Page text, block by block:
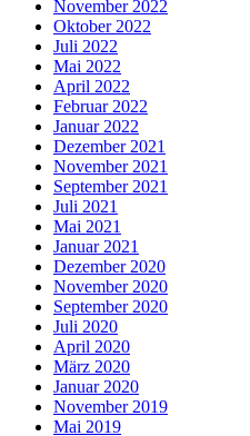
November 2022
Oktober 2022
Juli 2022
Mai 2022
April 2022
Februar 2022
Januar 2022
Dezember 2021
November 2021
September 2021
Juli 2021
Mai 2021
Januar 2021
Dezember 2020
November 2020
September 2020
Juli 2020
April 2020
März 2020
Januar 2020
November 2019
Mai 2019